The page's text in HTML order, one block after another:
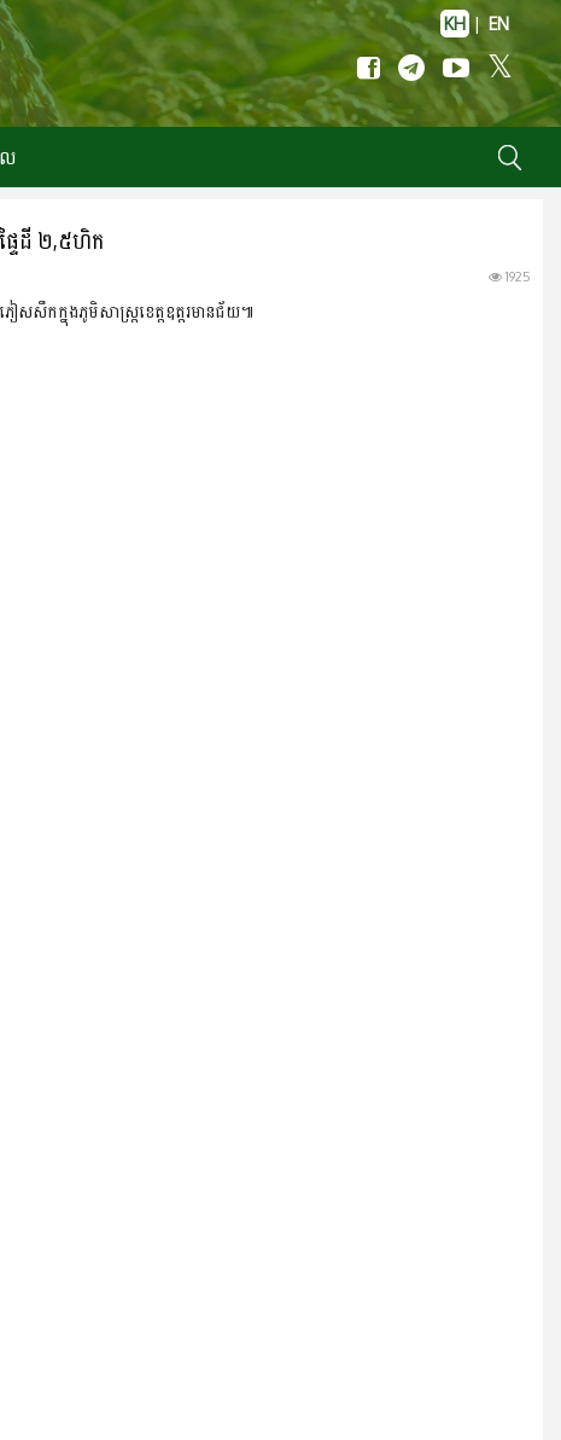
KH | EN
ល
ទៃដី ២,៥ហិក
1925
ៀសសឹកក្នុងភូមិសាស្ត្រខេត្តឧត្តរមានជ័យ៕